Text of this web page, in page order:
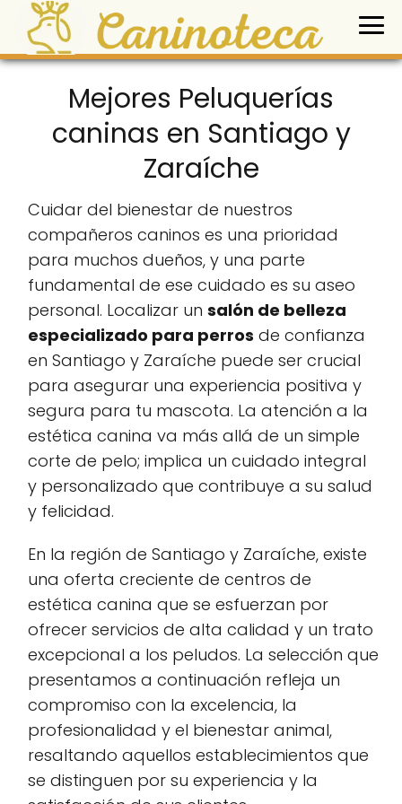
Mejores Peluquerías
caninas en Santiago y
Zaraíche
Cuidar del bienestar de nuestros
compañeros caninos es una prioridad
para muchos dueños, y una parte
fundamental de ese cuidado es su aseo
personal. Localizar un salón de belleza
especializado para perros de confianza
en Santiago y Zaraíche puede ser crucial
para asegurar una experiencia positiva y
segura para tu mascota. La atención a la
estética canina va más allá de un simple
corte de pelo; implica un cuidado integral
y personalizado que contribuye a su salud
y felicidad.
En la región de Santiago y Zaraíche, existe
una oferta creciente de centros de
estética canina que se esfuerzan por
ofrecer servicios de alta calidad y un trato
excepcional a los peludos. La selección que
presentamos a continuación refleja un
compromiso con la excelencia, la
profesionalidad y el bienestar animal,
resaltando aquellos establecimientos que
se distinguen por su experiencia y la